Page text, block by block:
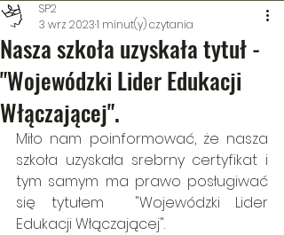
Nasza szkoła uzyskała tytuł -
"Wojewódzki Lider Edukacji
Włączającej".
SP2
3 wrz 20231 minut(y) czytania
Miło nam poinformować, że nasza
szkoła uzyskała srebrny certyfikat i
tym samym ma prawo posługiwać
się tytułem  "Wojewódzki Lider
Edukacji Włączającej".